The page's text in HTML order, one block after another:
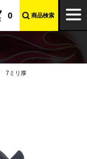
0 商品検索
7ミリ厚